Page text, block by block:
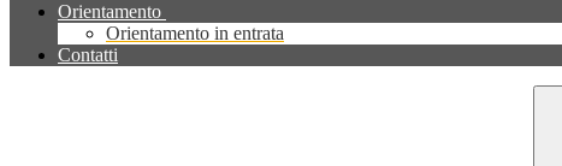
Orientamento
Orientamento in entrata
Contatti